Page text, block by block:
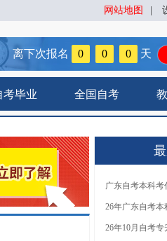
网站地图
离下次报名 0 0 0 天
考毕业 全国自考